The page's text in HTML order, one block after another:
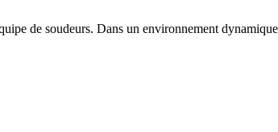
de soudeurs. Dans un environnement